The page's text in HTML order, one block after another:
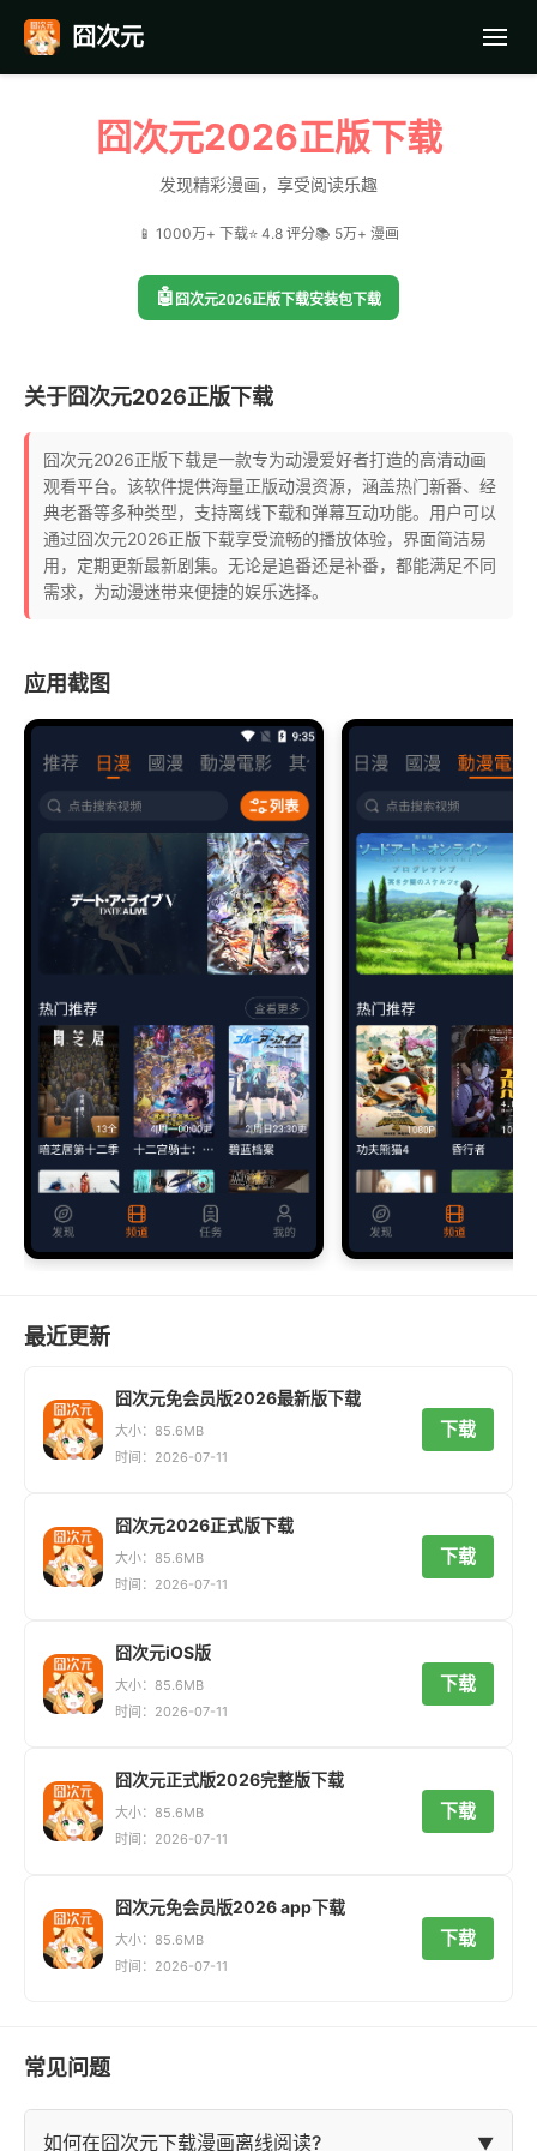
囧次元
囧次元2026正版下载
发现精彩漫画，享受阅读乐趣
📱 1000万+ 下载⭐ 4.8 评分📚 5万+ 漫画
🤖 囧次元2026正版下载安装包下载
关于囧次元2026正版下载
囧次元2026正版下载是一款专为动漫爱好者打造的高清动画
观看平台。该软件提供海量正版动漫资源，涵盖热门新番、经
典老番等多种类型，支持离线下载和弹幕互动功能。用户可以
通过囧次元2026正版下载享受流畅的播放体验，界面简洁易
用，定期更新最新剧集。无论是追番还是补番，都能满足不同
需求，为动漫迷带来便捷的娱乐选择。
应用截图
最近更新
囧次元免会员版2026最新版下载
大小：85.6MB
时间：2026-07-11
下载
囧次元2026正式版下载
大小：85.6MB
时间：2026-07-11
下载
囧次元iOS版
大小：85.6MB
时间：2026-07-11
下载
囧次元正式版2026完整版下载
大小：85.6MB
时间：2026-07-11
下载
囧次元免会员版2026 app下载
大小：85.6MB
时间：2026-07-11
下载
常见问题
如何在囧次元下载漫画离线阅读? ▼